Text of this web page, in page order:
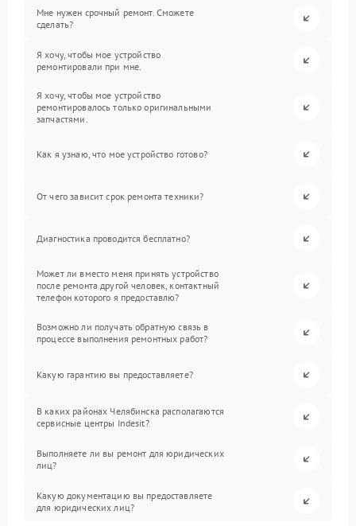
Мне нужен срочный ремонт. Сможете
сделать?
Я хочу, чтобы мое устройство
ремонтировали при мне.
Я хочу, чтобы мое устройство
ремонтировалось только оригинальными
запчастями.
Как я узнаю, что мое устройство готово?
От чего зависит срок ремонта техники?
Диагностика проводится бесплатно?
Может ли вместо меня принять устройство
после ремонта другой человек, контактный
телефон которого я предоставлю?
Возможно ли получать обратную связь в
процессе выполнения ремонтных работ?
Какую гарантию вы предоставляете?
В каких районах Челябинска располагаются
сервисные центры Indesit?
Выполняете ли вы ремонт для юридических
лиц?
Какую документацию вы предоставляете
для юридических лиц?